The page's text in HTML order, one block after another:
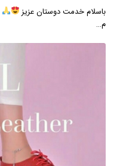
باسلام خدمت دوستان عزیز
م…